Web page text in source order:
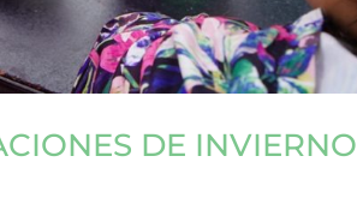
DE INVIERNO